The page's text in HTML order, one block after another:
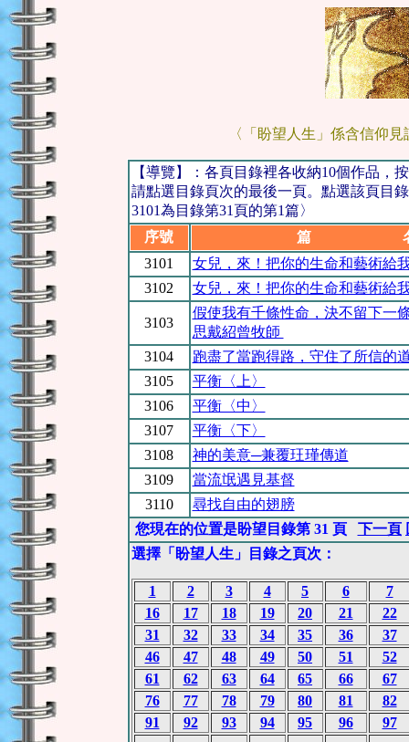
〈「盼望人生」係含信仰
【導覽】：各頁目錄裡各收納10個作品，
請點選目錄頁次的最後一頁。點選該頁目
3101為目錄第31頁的第1篇〉
序號
篇
3101
女兒，來！把你的生命和藝術給
3102
女兒，來！把你的生命和藝術給
3103
假使我有千條性命，決不留下一
思戴紹曾牧師
3104
跑盡了當跑得路，守住了所信的
3105
平衡〈上〉
3106
平衡〈中〉
3107
平衡〈下〉
3108
神的美意─兼覆玨瑾傳道
3109
當流氓遇見基督
3110
尋找自由的翅膀
您現在的位置是盼望目錄第 31 頁
下一頁
選擇「盼望人生」目錄之頁次：
1 2 3 4 5 6
7
16
17 18 19 20 21
22
31
32 33 34 35 36
37
46
47 48 49 50 51
52
61
62 63 64 65 66
67
76
77 78 79 80 81
82
91
92 93 94 95 96 97